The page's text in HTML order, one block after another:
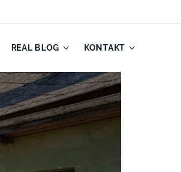
REAL BLOG KONTAKT